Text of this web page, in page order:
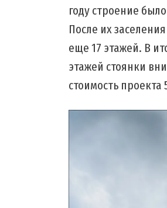
году строение
После их
еще 17 этажей. В
этажей стоянки
стоимость